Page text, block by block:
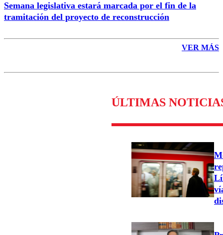
Semana legislativa estará marcada por el fin de la
tramitación del proyecto de reconstrucción
VER MÁS
ÚLTIMAS